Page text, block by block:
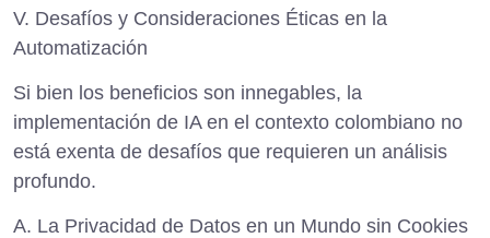
V. Desafíos y Consideraciones Éticas en la
Automatización
Si bien los beneficios son innegables, la
implementación de IA en el contexto colombiano no
está exenta de desafíos que requieren un análisis
profundo.
A. La Privacidad de Datos en un Mundo sin Cookies